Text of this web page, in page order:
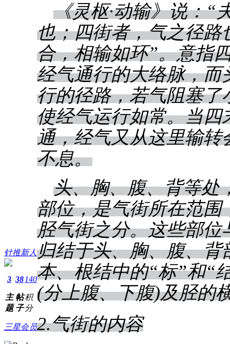
针推新人
3
主
题
38
帖
子
140
积
分
三星会员
《灵枢·动输》说：“
也；四街者，气之径路
合，相输如环”。意指
经气通行的大络脉，而
行的径路，若气阻塞了
使经气运行如常。当四
通，经气又从这里输转
不息。
头、胸、腹、背等处
部位，是气街所在范围
胫气街之分。这些部位
归结于头、胸、腹、背
本、根结中的“标”和“
(分上腹、下腹)及胫的
2.气街的内容